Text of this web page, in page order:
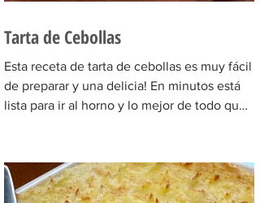
Tarta de Cebollas
Esta receta de tarta de cebollas es muy fácil
de preparar y una delicia! En minutos está
lista para ir al horno y lo mejor de todo que